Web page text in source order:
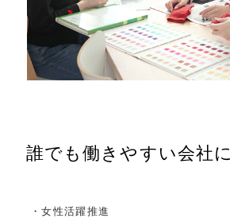
誰でも働きやすい会社に
・女性活躍推進